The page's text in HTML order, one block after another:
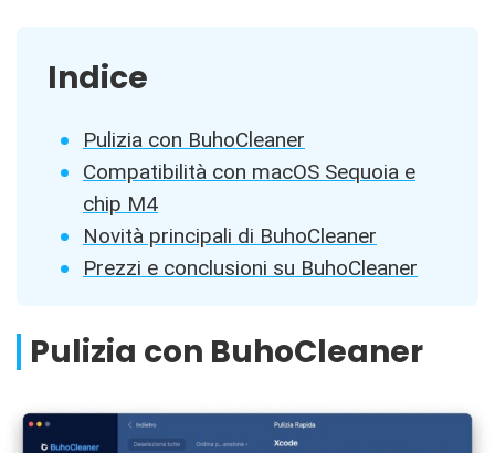
Indice
Pulizia con BuhoCleaner
Compatibilità con macOS Sequoia e
chip M4
Novità principali di BuhoCleaner
Prezzi e conclusioni su BuhoCleaner
Pulizia con BuhoCleaner